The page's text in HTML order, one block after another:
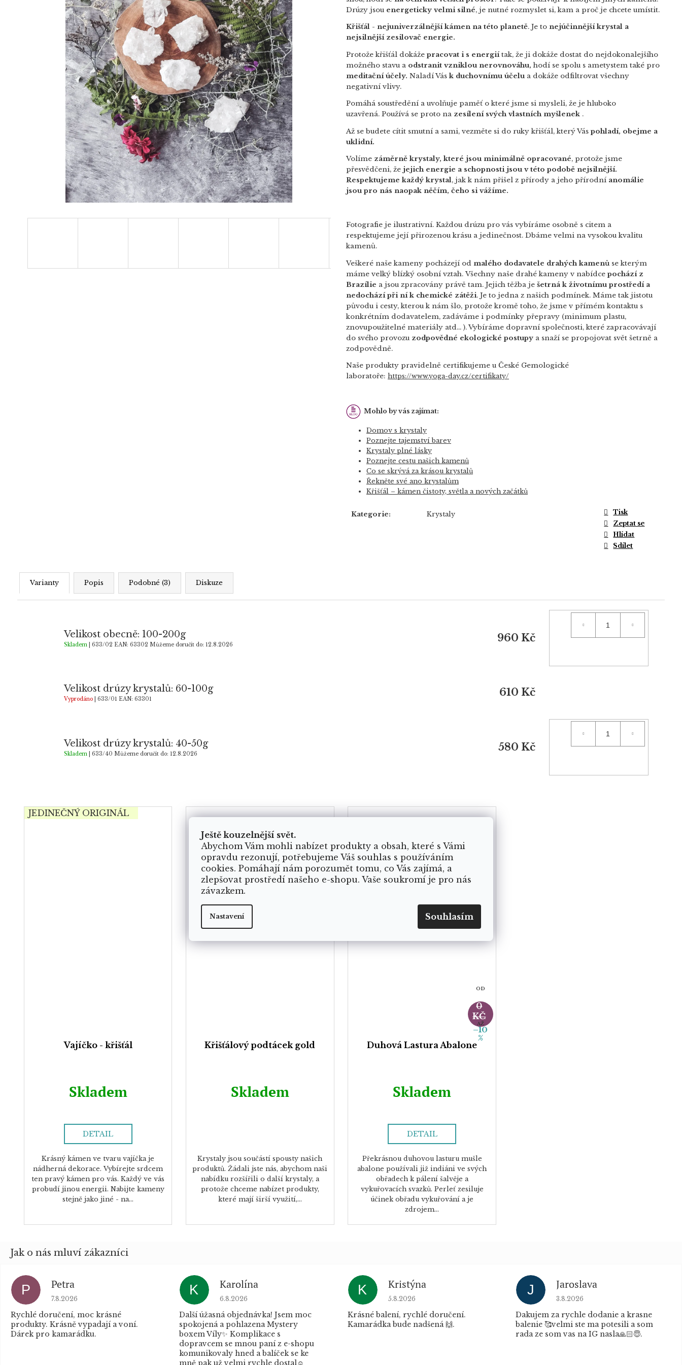
Ještě kouzelnější svět.
Abychom Vám mohli nabízet produkty a obsah, které s Vámi
opravdu rezonují, potřebujeme Váš souhlas s používáním
cookies. Pomáhají nám porozumět tomu, co Vás zajímá, a
zlepšovat prostředí našeho e-shopu. Vaše soukromí je pro nás
závazkem.
Nastavení Souhlasím
Drúzy jsou energeticky velmi silné, je nutné rozmyslet si, kam a proč je chcete umístit.
Křišťál - nejuniverzálnější kámen na této planetě. Je to nejúčinnější krystal a
nejsilnější zesilovač energie.
Protože křišťál dokáže pracovat i s energiítak, že ji dokáže dostat do nejdokonalejšího
možného stavu a odstranit vzniklou nerovnováhu, hodí se spolu s ametystem také pro
meditační účely. Naladí Vás k duchovnímu účelu a dokáže odfiltrovat všechny
negativní vlivy.
Pomáhá soustředění a uvolňuje paměť o které jsme si mysleli, že je hluboko
uzavřená. Používá se proto na zesílení svých vlastních myšlenek .
Až se budete cítit smutní a sami, vezměte si do ruky křišťál, který Vás pohladí, obejme a
uklidní.
Volíme záměrně krystaly, které jsou minimálně opracované, protože jsme
přesvědčeni, že jejich energie a schopnosti jsou v této podobě nejsilnější.
Respektujeme každý krystal, jak k nám přišel z přírody a jeho přírodní anomálie
jsou pro nás naopak něčím, čeho si vážíme.
Fotografie je ilustrativní. Každou drúzu pro vás vybíráme osobně s citem a
respektujeme její přirozenou krásu a jedinečnost. Dbáme velmi na vysokou kvalitu
kamenů.
Veškeré naše kameny pocházejí od malého dodavatele drahých kamenů se kterým
máme velký blízký osobní vztah. Všechny naše drahé kameny v nabídce pochází z
Brazílie a jsou zpracovány právě tam. Jejich těžba je šetrná k životnímu prostředí a
nedochází při ní k chemické zátěži. Je to jedna z našich podmínek. Máme tak jistotu
původu i cesty, kterou k nám šlo, protože kromě toho, že jsme v přímém kontaktu s
konkrétním dodavatelem, zadáváme i podmínky přepravy (minimum plastu,
znovupoužitelné materiály atd… ). Vybíráme dopravní společnosti, které zapracovávají
do svého provozu zodpovědné ekologické postupy a snaží se propojovat svět šetrně a
zodpovědně.
Naše produkty pravidelně certifikujeme u České Gemologické
laboratoře: https://www.yoga-day.cz/certifikaty/
Mohlo by vás zajímat:
Domov s krystaly
Poznejte tajemství barev
Krystaly plné lásky
Poznejte cestu našich kamenů
Co se skrývá za krásou krystalů
Řekněte své ano krystalům
Křišťál – kámen čistoty, světla a nových začátků
Kategorie: Krystaly
Tisk
Zeptat se
Hlídat
Sdílet
Varianty Popis Podobné (3) Diskuze
Velikost obecně: 100-200g
Skladem | 633/02 EAN: 63302 Můžeme doručit do: 12.8.2026
960 Kč
Velikost drúzy krystalů: 60-100g
Vyprodáno | 633/01 EAN: 63301
610 Kč
Velikost drúzy krystalů: 40-50g
Skladem | 633/40 Můžeme doručit do: 12.8.2026
580 Kč
JEDINEČNÝ ORIGINÁL
Vajíčko - křišťál
Skladem
DETAIL
Krásný kámen ve tvaru vajíčka je
nádherná dekorace. Vybírejte srdcem
ten pravý kámen pro vás. Každý ve vás
probudí jinou energii. Nabijte kameny
stejně jako jiné - na...
Křišťálový podtácek gold
Skladem
Krystaly jsou součástí spousty našich
produktů. Žádali jste nás, abychom naši
nabídku rozšířili o další krystaly, a
protože chceme nabízet produkty,
které mají širší využití,...
OD
0
KČ
AŽ
–10
%
Duhová Lastura Abalone
Skladem
DETAIL
Překrásnou duhovou lasturu mušle
abalone používali již indiáni ve svých
obřadech k pálení šalvěje a
vykuřovacích svazků. Perleť zesiluje
účinek obřadu vykuřování a je
zdrojem...
P Petra
Hodnocení obchodu je 5 z 5 hvězdiček.
7.8.2026
Rychlé doručení, moc krásné
produkty. Krásně vypadají a voní.
Dárek pro kamarádku.
K Karolína
Hodnocení obchodu je 5 z 5 hvězdiček.
6.8.2026
Další úžasná objednávka! Jsem moc
spokojená a pohlazena Mystery
boxem Víly✨ Komplikace s
dopravcem se mnou paní z e-shopu
komunikovaly hned a balíček se ke
K Kristýna
Hodnocení obchodu je 5 z 5 hvězdiček.
5.8.2026
Krásné balení, rychlé doručení.
Kamarádka bude nadšená 🙌.
J Jaroslava
Hodnocení obchodu je 5 z 5
3.8.2026
Dakujem za rychle dodanie a krasne
balenie 🥰velmi ste ma potesili a som
rada ze som vas na IG nasla🙏🏻😇.